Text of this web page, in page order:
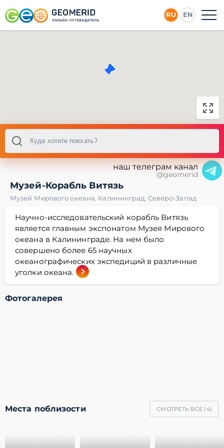
RU EN
наш телеграм канал
@geomerid
Музей-Корабль Витязь
Музей Мирового океана, Калининград, Северо-Запад
Научно-исследовательский корабль Витязь
является главным экспонатом Музея Мирового
океана в Калининграде. На нем было
совершено более 65 научных
океанографических экспедиций в различные
уголки океана.
Фотогалерея
Места поблизости СМОТРЕТЬ ВСЕ (4)